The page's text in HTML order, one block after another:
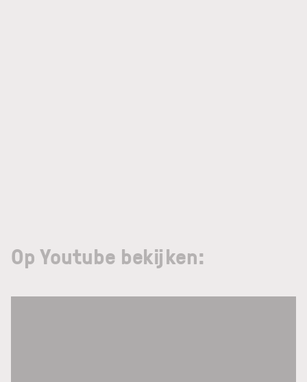
Op Youtube bekijken: